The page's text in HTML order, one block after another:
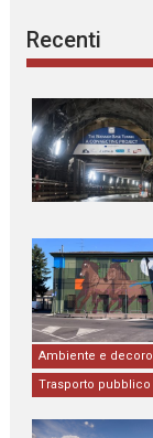
Recenti
Ambiente e decoro
Trasporto pubblico